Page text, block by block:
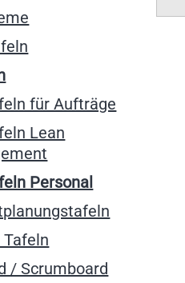
für Aufträge
Lean
Personal
Tafeln
/ Scrumboard